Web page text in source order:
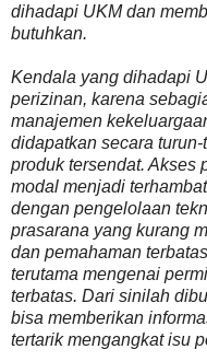
dihadapi UKM dan
butuhkan.
Kendala yang dihadapi
perizinan, karena
manajemen
didapatkan secara
produk tersendat. Akses
modal menjadi
dengan pengelolaan
prasarana yang kurang
dan pemahaman
terutama mengenai
terbatas. Dari sinilah
bisa memberikan
tertarik mengangkat isu